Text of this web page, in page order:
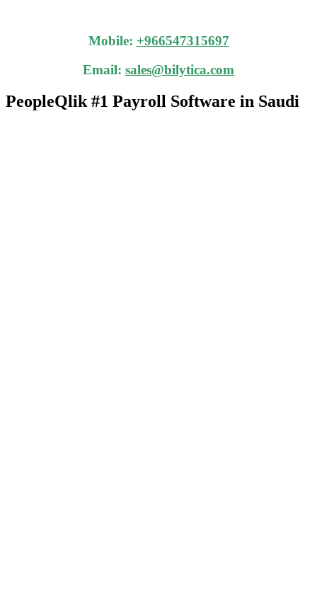
Mobile: +966547315697
Email: sales@bilytica.com
PeopleQlik #1 Payroll Software in Saudi